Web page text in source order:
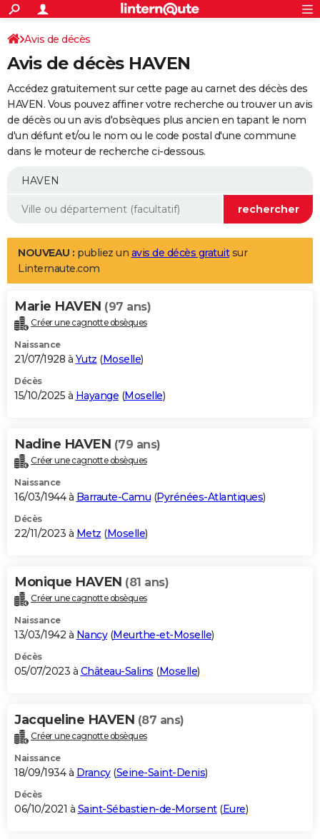
ACTUALITÉS
Politique
Société
Faits Divers
Education
Monde
Villes
+
SPORT
Coupe du monde 2026
Football
Tennis
Cyclisme
Rugby
Forum
Programme TV
TNT
Streaming
Cinéma
Sorties cinéma
Musique
+
FINANCE
Retraite
Impôts
Epargne
Immobilier
Risques naturels par ville
Banque
Assurance
Crédit
AUTO
Essais
Réserver un essai
Citadines
Berlines
SUV
Forum auto
+
Mobiles
Meilleur smartphone
Internet
Ordinateurs
Jeux vidéo
Guide high-tech
Aménagement intérieur
LIFESTYLE
Art de vivre
Bien-être
Loisirs
Mode
Modes de vie
Alimentation
Guide de la santé
Maladies
Médicaments
Sommeil
VOYAGE
Destinations
City break
Voyage nature
Voyage de noces
Forum
Climat
+PHOTO
GUIDES D'ACHAT
BONS PLANS
Carte de Noël
Carte Bonne année
Carte Saint-Valentin
Carte Pâques
Carte d'anniversaire
DICTIONNAIRE
Dictionnaire
Biographies
Citations
Expressions
Proverbes
PROGRAMME TV
S'inscrire
Se connecter
Lycées
Collèges
Primaires
Universités
Entreprises
Service militaire
Avis de recherche
AVIS DE DÉCÈS
Bricolage
Lifestyle
Culture
Sport
Auto
Television
Voyage
Cinema
Avis de décès
Avis de décès HAVEN
Accédez gratuitement sur cette page au carnet des décès des
HAVEN. Vous pouvez affiner votre recherche ou trouver un avis
de décès ou un avis d'obsèques plus ancien en tapant le nom
d'un défunt et/ou le nom ou le code postal d'une commune
dans le moteur de recherche ci-dessous.
NOUVEAU : publiez un avis de décès gratuitsur
Linternaute.com
Marie HAVEN (97 ans)
Créer une cagnotte obsèques
Naissance
21/07/1928 à Yutz (Moselle)
Décès
15/10/2025 à Hayange (Moselle)
Nadine HAVEN (79 ans)
Créer une cagnotte obsèques
Naissance
16/03/1944 à Barraute-Camu (Pyrénées-Atlantiques)
Décès
22/11/2023 à Metz (Moselle)
Monique HAVEN (81 ans)
Créer une cagnotte obsèques
Naissance
13/03/1942 à Nancy(Meurthe-et-Moselle)
Décès
05/07/2023 à Château-Salins (Moselle)
Jacqueline HAVEN (87 ans)
Créer une cagnotte obsèques
Naissance
18/09/1934 à Drancy(Seine-Saint-Denis)
Décès
06/10/2021 à Saint-Sébastien-de-Morsent(Eure)